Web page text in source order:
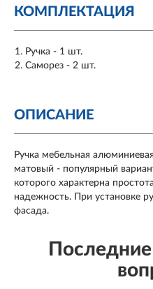
КОМПЛЕКТАЦИЯ
Ручка - 1 шт.
Саморез - 2 шт.
ОПИСАНИЕ
Ручка мебельная
матовый - популярный
которого характерна
надежность. При установке
фасада.